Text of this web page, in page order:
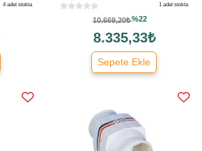
4 adet stokta 1 adet stokta
10.669,20₺%22
8.335,33₺
Sepete Ekle